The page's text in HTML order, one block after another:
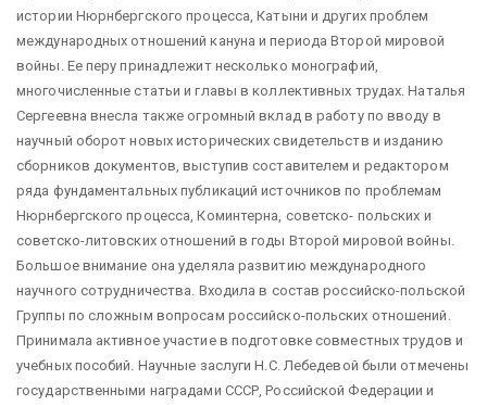
истории Нюрнбергского процесса, Катыни и других проблем
международных отношений кануна и периода Второй мировой
войны. Ее перу принадлежит несколько монографий,
многочисленные статьи и главы в коллективных трудах. Наталья
Сергеевна внесла также огромный вклад в работу по вводу в
научный оборот новых исторических свидетельств и изданию
сборников документов, выступив составителем и редактором
ряда фундаментальных публикаций источников по проблемам
Нюрнбергского процесса, Коминтерна, советско- польских и
советско-литовских отношений в годы Второй мировой войны.
Большое внимание она уделяла развитию международного
научного сотрудничества. Входила в состав российско-польской
Группы по сложным вопросам российско-польских отношений.
Принимала активное участие в подготовке совместных трудов и
учебных пособий. Научные заслуги Н.С. Лебедевой были отмечены
государственными наградами СССР, Российской Федерации и